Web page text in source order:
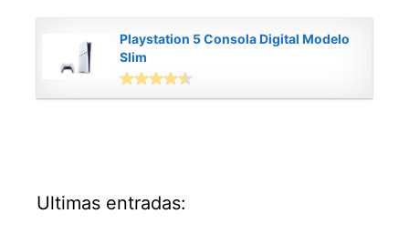
Playstation 5 Consola Digital Modelo
Slim
Ultimas entradas: